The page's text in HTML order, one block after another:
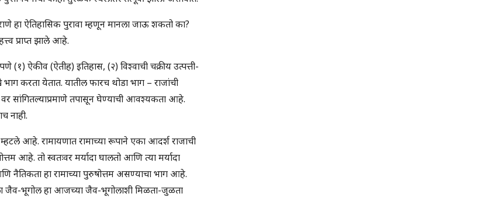
हा ऐतिहासिक पुरावा म्हणून मानला जाऊ शकतो का?
प्राप्त झाले आहे.
(१) ऐकीव (ऐतीह) इतिहास, (२) विश्वाची चक्रीय उत्पत्ती-
भाग करता येतात. यातील फारच थोडा भाग – राजांची
वर सांगितल्याप्रमाणे तपासून घेण्याची आवश्यकता आहे.
नाही.
आहे. रामायणात रामाच्या रूपाने एका आदर्श राजाची
आहे. तो स्वतःवर मर्यादा घालतो आणि त्या मर्यादा
नैतिकता हा रामाच्या पुरुषोत्तम असण्याचा भाग आहे.
जैव-भूगोल हा आजच्या जैव-भूगोलाशी मिळता-जुळता